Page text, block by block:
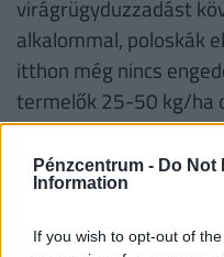
Pénzcentrum - Do Not
Information
If you wish to opt-out of
virágrügyduzzadást
alkalommal, poloskák
itthon még nincs
termelők 25-50 kg/ha
poloska ellen. Vannak
termésnövelő
ezeket kisebb
forgalmazzák. Zárt